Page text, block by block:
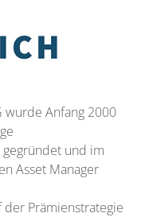
wurde Anfang 2000
gegründet und im
Asset Manager
Prämienstrategie